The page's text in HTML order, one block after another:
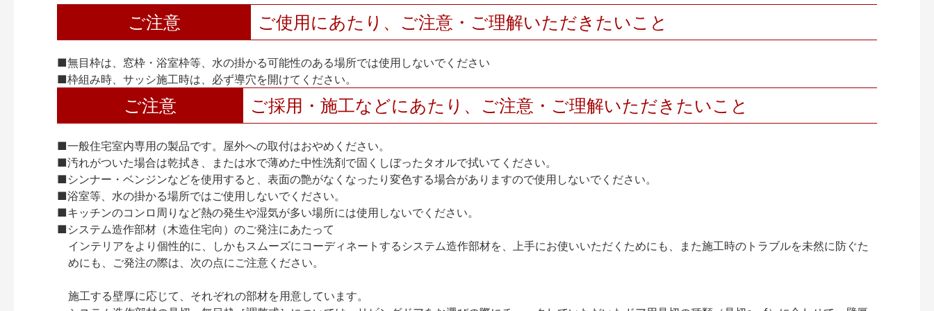
ご注意 ご使用にあたり、ご注意・ご理解いただきたいこと
■無目枠は、窓枠・浴室枠等、水の掛かる可能性のある場所では使用しないでください
■枠組み時、サッシ施工時は、必ず導穴を開けてください。
ご注意 ご採用・施工などにあたり、ご注意・ご理解いただきたいこと
■一般住宅室内専用の製品です。屋外への取付はおやめください。
■汚れがついた場合は乾拭き、または水で薄めた中性洗剤で固くしぼったタオルで拭いてください。
■シンナー・ベンジンなどを使用すると、表面の艶がなくなったり変色する場合がありますので使用しないでください。
■浴室等、水の掛かる場所ではご使用しないでください。
■キッチンのコンロ周りなど熱の発生や湿気が多い場所には使用しないでください。
■システム造作部材（木造住宅向）のご発注にあたって
インテリアをより個性的に、しかもスムーズにコーディネートするシステム造作部材を、上手にお使いいただくためにも、また施工時のトラブルを未然に防ぐた
めにも、ご発注の際は、次の点にご注意ください。
施工する壁厚に応じて、それぞれの部材を用意しています。